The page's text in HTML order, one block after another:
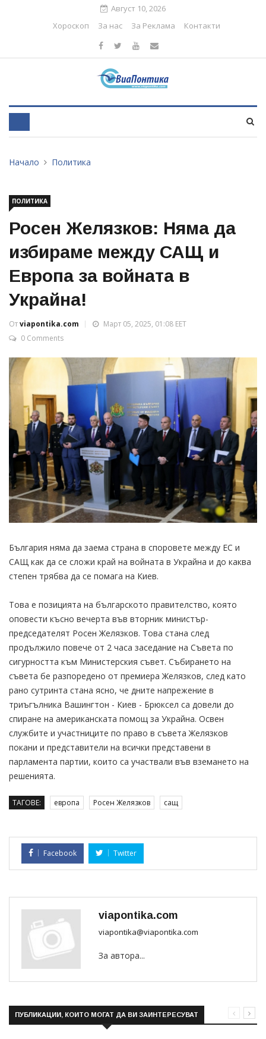
Август 10, 2026
Хороскоп
За нас За Реклама Контакти
Начало Политика
ПОЛИТИКА
Росен Желязков: Няма да
избираме между САЩ и
Европа за войната в
Украйна!
Отviapontika.com
Март 05, 2025, 01:08 EET
0 Comments
България няма да заема страна в споровете между ЕС и
САЩ как да се сложи край на войната в Украйна и до каква
степен трябва да се помага на Киев.
Това е позицията на българското правителство, която
оповести късно вечерта във вторник министър-
председателят Росен Желязков. Това стана след
продължило повече от 2 часа заседание на Съвета по
сигурността към Министерския съвет. Събирането на
съвета бе разпоредено от премиера Желязков, след като
рано сутринта стана ясно, че дните напрежение в
триъгълника Вашингтон - Киев - Брюксел са довели до
спиране на американската помощ за Украйна. Освен
службите и участниците по право в съвета Желязков
покани и представители на всички представени в
парламента партии, които са участвали във вземането на
решенията.
ТАГОВЕ: европа Росен Желязков сащ
Facebook Twitter
viapontika.com
viapontika@viapontika.com
За автора...
ПУБЛИКАЦИИ, КОИТО МОГАТ ДА ВИ ЗАИНТЕРЕСУВАТ